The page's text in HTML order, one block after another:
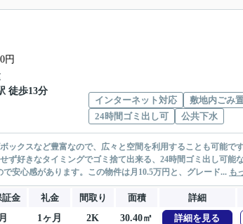
円
徒歩13分
インターネット対応
敷地内ごみ
24時間ゴミ出し可
公共下水
ックスなど豊富なので、広々と空間を利用することも可能で
好きなタイミングでゴミ捨て出来る、24時間ゴミ出し可能
安心感があります。この物件は月10.5万円と、グレード... も
金 礼金 間取り 面積 詳細
1ヶ月 2K 30.40㎡ 詳細を見る